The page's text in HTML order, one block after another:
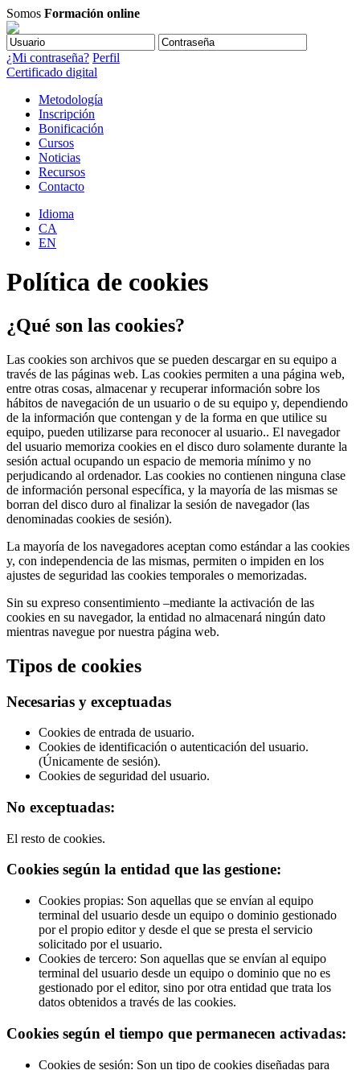
Somos Formación online
¿Mi contraseña? Perfil
Certificado digital
Metodología
Inscripción
Bonificación
Cursos
Noticias
Recursos
Contacto
Idioma
CA
EN
Política de cookies
¿Qué son las cookies?
Las cookies son archivos que se pueden descargar en su equipo a
través de las páginas web. Las cookies permiten a una página web,
entre otras cosas, almacenar y recuperar información sobre los
hábitos de navegación de un usuario o de su equipo y, dependiendo
de la información que contengan y de la forma en que utilice su
equipo, pueden utilizarse para reconocer al usuario.. El navegador
del usuario memoriza cookies en el disco duro solamente durante la
sesión actual ocupando un espacio de memoria mínimo y no
perjudicando al ordenador. Las cookies no contienen ninguna clase
de información personal específica, y la mayoría de las mismas se
borran del disco duro al finalizar la sesión de navegador (las
denominadas cookies de sesión).
La mayoría de los navegadores aceptan como estándar a las cookies
y, con independencia de las mismas, permiten o impiden en los
ajustes de seguridad las cookies temporales o memorizadas.
Sin su expreso consentimiento –mediante la activación de las
cookies en su navegador, la entidad no almacenará ningún dato
mientras navegue por nuestra página web.
Tipos de cookies
Necesarias y exceptuadas
Cookies de entrada de usuario.
Cookies de identificación o autenticación del usuario.
(Únicamente de sesión).
Cookies de seguridad del usuario.
No exceptuadas:
El resto de cookies.
Cookies según la entidad que las gestione:
Cookies propias: Son aquellas que se envían al equipo
terminal del usuario desde un equipo o dominio gestionado
por el propio editor y desde el que se presta el servicio
solicitado por el usuario.
Cookies de tercero: Son aquellas que se envían al equipo
terminal del usuario desde un equipo o dominio que no es
gestionado por el editor, sino por otra entidad que trata los
datos obtenidos a través de las cookies.
Cookies según el tiempo que permanecen activadas:
Cookies de sesión: Son un tipo de cookies diseñadas para